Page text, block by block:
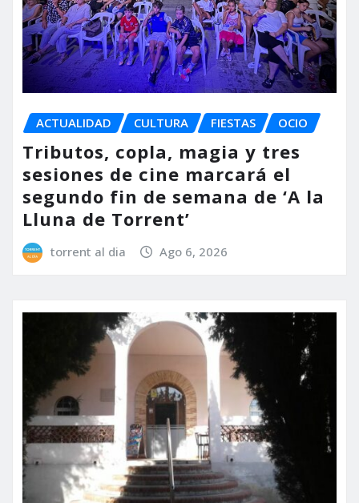
ACTUALIDAD CULTURA FIESTAS OCIO
Tributos, copla, magia y tres
sesiones de cine marcará el
segundo fin de semana de ‘A la
Lluna de Torrent’
torrent al dia Ago 6, 2026